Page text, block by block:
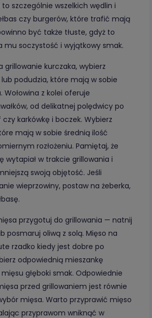
szczególnie wszelkich wędlin i
czy burgerów, które trafić mają
być także tłuste, gdyż to
mu soczystość i wyjątkowy smak.
grillowanie kurczaka, wybierz
lub podudzia, które mają w sobie
Wołowina z kolei oferuje
od delikatnej polędwicy po
karkówkę i boczek. Wybierz
mają w sobie średnią ilość
rozłożeniu. Pamiętaj, że
wytapiał w trakcie grillowania i
swoją objętość. Jeśli
wieprzowiny, postaw na żeberka,
przygotuj do grillowania — natnij
posmaruj oliwą z solą. Mięso na
rzadko kiedy jest dobre po
odpowiednią mieszankę
głęboki smak. Odpowiednie
przed grillowaniem jest równie
mięsa. Warto przyprawić mięso
przyprawom wniknąć w